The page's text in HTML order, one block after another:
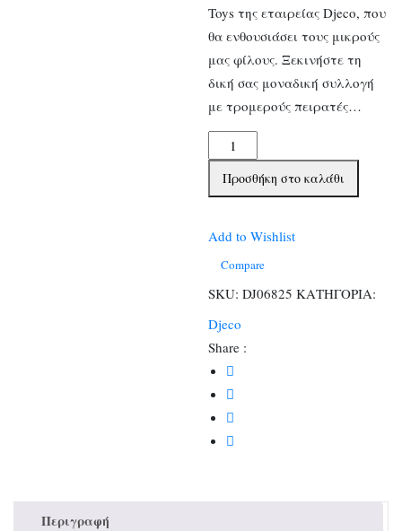
Toys της εταιρείας Djeco, που
θα ενθουσιάσει τους μικρούς
μας φίλους. Ξεκινήστε τη
δική σας μοναδική συλλογή
με τρομερούς πειρατές…
Djeco
Φιγούρα
Ιππότη
Hipster
ποσότητα
Προσθήκη στο καλάθι
Add to Wishlist
Compare
SKU: DJ06825 ΚΑΤΗΓΟΡΙΑ:
Djeco
Share :
Περιγραφή